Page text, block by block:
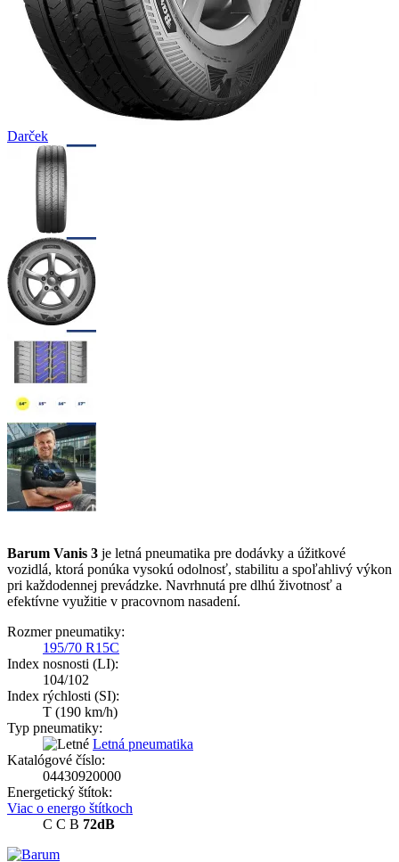
Darček
Barum Vanis 3 je letná pneumatika pre dodávky a úžitkové
vozidlá, ktorá ponúka vysokú odolnosť, stabilitu a spoľahlivý výkon
pri každodennej prevádzke. Navrhnutá pre dlhú životnosť a
efektívne využitie v pracovnom nasadení.
Rozmer pneumatiky:
195/70 R15C
Index nosnosti (LI):
104/102
Index rýchlosti (SI):
T (190 km/h)
Typ pneumatiky:
Letná pneumatika
Katalógové číslo:
04430920000
Energetický štítok:
Viac o energo štítkoch
C C B 72dB